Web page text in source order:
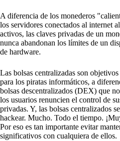
A diferencia de los monederos
los servidores conectados al internet
activos, las claves privadas de un
nunca abandonan los límites de un
de hardware.
Las bolsas centralizadas son
para los piratas informáticos, a
bolsas descentralizados (DEX) que
los usuarios renuncien el control de
privadas. Y, las bolsas centralizados
hackear. Mucho. Todo el tiempo.
Por eso es tan importante evitar
significativos con cualquiera de ellos.